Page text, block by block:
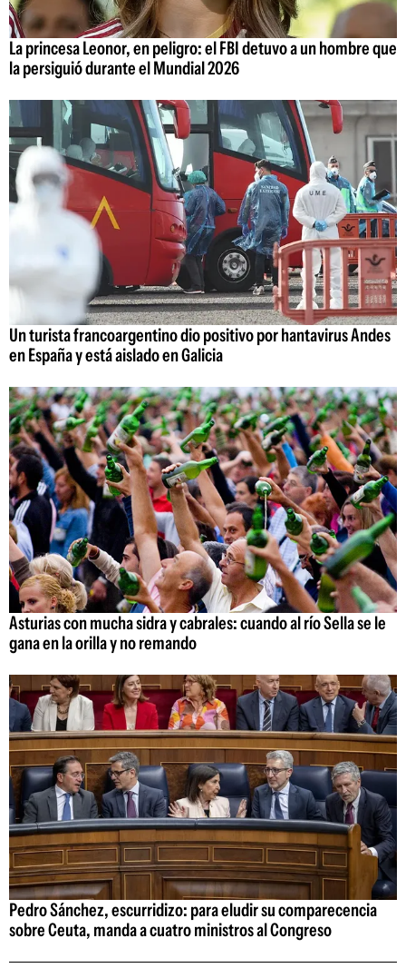
La princesa Leonor, en peligro: el FBI detuvo a un hombre que
la persiguió durante el Mundial 2026
Un turista francoargentino dio positivo por hantavirus Andes
en España y está aislado en Galicia
Asturias con mucha sidra y cabrales: cuando al río Sella se le
gana en la orilla y no remando
Pedro Sánchez, escurridizo: para eludir su comparecencia
sobre Ceuta, manda a cuatro ministros al Congreso